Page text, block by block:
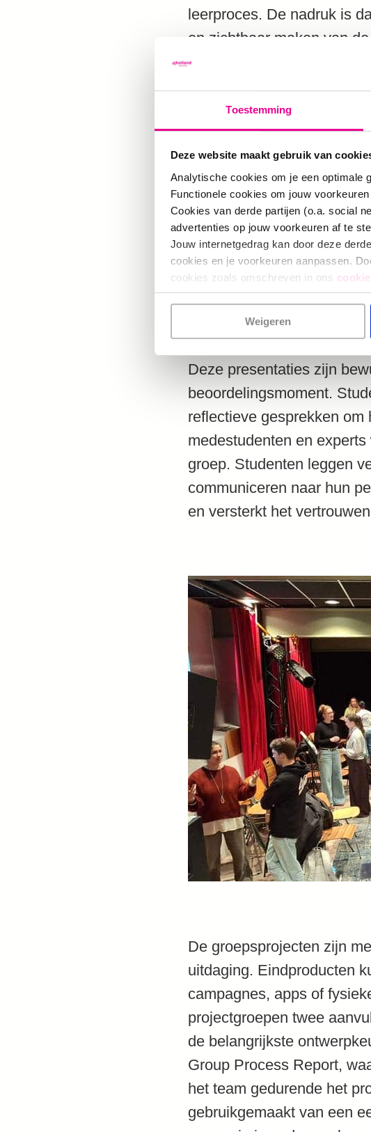
Toestemming
Deze website maakt gebruik van
Analytische cookies om je een optimale
Functionele cookies om jouw
Cookies van derde partijen (o.a. social
advertenties op jouw voorkeuren af te
Jouw internetgedrag kan door deze
cookies en je voorkeuren aanpassen.
cookies zoals omschreven in ons
Weigeren
leerproces. De nadruk is
en zichtbaar maken van
socialisatie en
middel om resultaten te
van kennis en
samenwerking en
De Personal Roadmap
gedurende het semester
reflecteren wekelijks op
reflecties worden
Climb’-presentatie
Deze presentaties zijn
beoordelingsmoment.
reflectieve gesprekken
medestudenten en
groep. Studenten leggen
communiceren naar hun
en versterkt het
De groepsprojecten zijn
uitdaging. Eindproducten
campagnes, apps of
projectgroepen twee
de belangrijkste
Group Process Report,
het team gedurende het
gebruikgemaakt van een